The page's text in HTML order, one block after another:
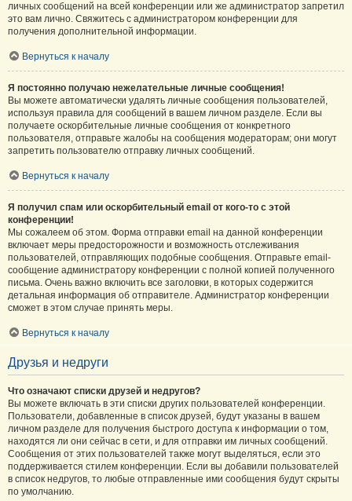
личных сообщений на всей конференции или же администратор запретил
это вам лично. Свяжитесь с администратором конференции для
получения дополнительной информации.
Вернуться к началу
Я постоянно получаю нежелательные личные сообщения!
Вы можете автоматически удалять личные сообщения пользователей,
используя правила для сообщений в вашем личном разделе. Если вы
получаете оскорбительные личные сообщения от конкретного
пользователя, отправьте жалобы на сообщения модераторам; они могут
запретить пользователю отправку личных сообщений.
Вернуться к началу
Я получил спам или оскорбительный email от кого-то с этой
конференции!
Мы сожалеем об этом. Форма отправки email на данной конференции
включает меры предосторожности и возможность отслеживания
пользователей, отправляющих подобные сообщения. Отправьте email-
сообщение администратору конференции с полной копией полученного
письма. Очень важно включить все заголовки, в которых содержится
детальная информация об отправителе. Администратор конференции
сможет в этом случае принять меры.
Вернуться к началу
Друзья и недруги
Что означают списки друзей и недругов?
Вы можете включать в эти списки других пользователей конференции.
Пользователи, добавленные в список друзей, будут указаны в вашем
личном разделе для получения быстрого доступа к информации о том,
находятся ли они сейчас в сети, и для отправки им личных сообщений.
Сообщения от этих пользователей также могут выделяться, если это
поддерживается стилем конференции. Если вы добавили пользователей
в список недругов, то любые отправленные ими сообщения будут скрыты
по умолчанию.